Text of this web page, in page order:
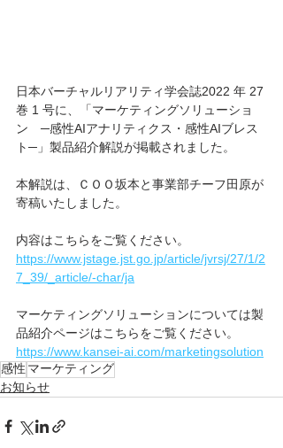
日本バーチャルリアリティ学会誌2022 年 27
巻 1 号に、「マーケティングソリューショ
ン　─感性AIアナリティクス・感性AIブレス
ト─」製品紹介解説が掲載されました。
本解説は、ＣＯＯ坂本と事業部チーフ田原が
寄稿いたしました。
内容はこちらをご覧ください。
https://www.jstage.jst.go.jp/article/jvrsj/27/1/2
7_39/_article/-char/ja
マーケティングソリューションについては製
品紹介ページはこちらをご覧ください。
https://www.kansei-ai.com/marketingsolution
感性マーケティング
お知らせ